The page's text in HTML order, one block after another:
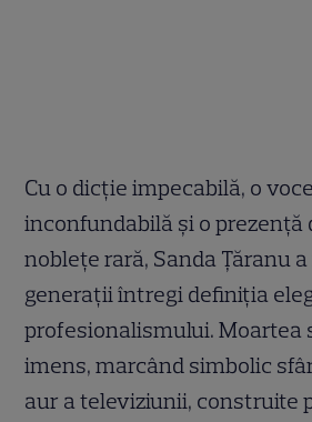
Cu o dicție impecabilă, o
inconfundabilă și o prezență
noblețe rară, Sanda Țăranu
generații întregi definiția
profesionalismului. Moartea
imens, marcând simbolic
aur a televiziunii, construite